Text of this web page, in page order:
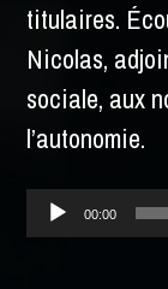
titulaires.
Nicolas,
sociale, aux
l’autonomie.
Lecteur
audio
00:00